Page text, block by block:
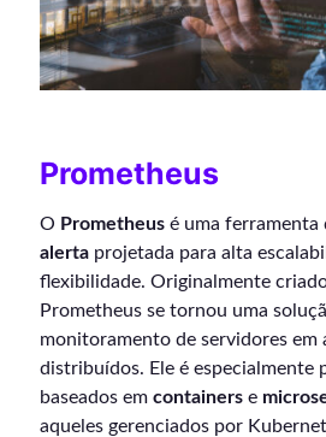
Prometheus
O Prometheus é uma ferramenta
alerta projetada para alta
flexibilidade. Originalmente
Prometheus se tornou uma
monitoramento de servidores em
distribuídos. Ele é especialmente
baseados em containers e
aqueles gerenciados por